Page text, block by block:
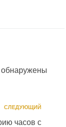
обнаружены
СЛЕДУЮЩИЙ
часов с